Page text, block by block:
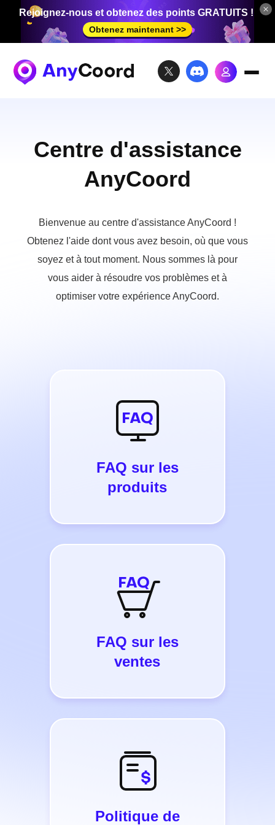
Rejoignez-nous et obtenez des points GRATUITS !
Obtenez maintenant >>
Centre d'assistance
AnyCoord
Bienvenue au centre d'assistance AnyCoord !
Obtenez l'aide dont vous avez besoin, où que vous
soyez et à tout moment. Nous sommes là pour
vous aider à résoudre vos problèmes et à
optimiser votre expérience AnyCoord.
FAQ sur les
produits
FAQ sur les
ventes
Politique de